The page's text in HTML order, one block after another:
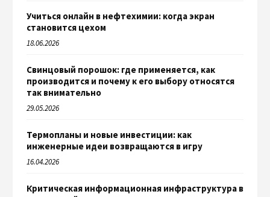
Учиться онлайн в нефтехимии: когда экран
становится цехом
18.06.2026
Свинцовый порошок: где применяется, как
производится и почему к его выбору относятся
так внимательно
29.05.2026
Термопланы и новые инвестиции: как
инженерные идеи возвращаются в игру
16.04.2026
Критическая информационная инфраструктура в